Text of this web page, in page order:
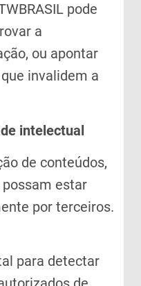
pode
a
ou apontar
invalidem a
intelectual
de conteúdos,
estar
por terceiros.
para detectar